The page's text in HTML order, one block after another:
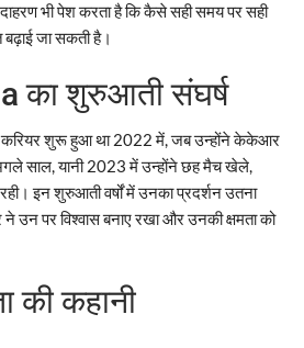
भी पेश करता है कि कैसे सही समय पर सही
जा सकती है।
का शुरुआती संघर्ष
शुरू हुआ था 2022 में, जब उन्होंने केकेआर
साल, यानी 2023 में उन्होंने छह मैच खेले,
इन शुरुआती वर्षों में उनका प्रदर्शन उतना
उन पर विश्वास बनाए रखा और उनकी क्षमता को
कहानी